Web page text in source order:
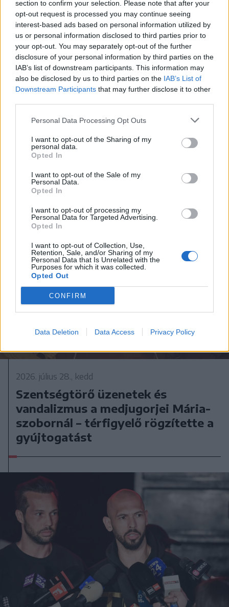
section to confirm your selection. Please note that after your
opt-out request is processed you may continue seeing
interest-based ads based on personal information utilized by
us or personal information disclosed to third parties prior to
your opt-out. You may separately opt-out of the further
disclosure of your personal information by third parties on the
IAB’s list of downstream participants. This information may
also be disclosed by us to third parties on the IAB’s List of
Downstream Participants that may further disclose it to other
Personal Data Processing Opt Outs
I want to opt-out of the Sharing of my
personal data.
Opted In
I want to opt-out of the Sale of my
Personal Data.
Opted In
I want to opt-out of processing my
Personal Data for Targeted Advertising.
Opted In
I want to opt-out of Collection, Use,
Retention, Sale, and/or Sharing of my
Personal Data that Is Unrelated with the
Purposes for which it was collected.
Opted Out
CONFIRM
Data Deletion Data Access Privacy Policy
2026. július 31., péntek
Migrációs válság Ceutában: több
tízezer határsértő jutott be a
spanyol városba Marokkó felől
2026. július 28., kedd
Szentségtörő üzenetek és
vandalizmus a medjugorjei Mária-
szobornál – térfigyelő rögzítette a
gyújtogatást